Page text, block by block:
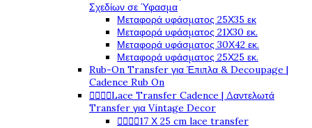
Σχεδίων σε Ύφασμα
Μεταφορά υφάσματος 25Χ35 εκ
Μεταφορά υφάσματος 21Χ30 εκ.
Μεταφορά υφάσματος 30Χ42 εκ.
Μεταφορά υφάσματος 25Χ25 εκ.
Rub-On Transfer για Έπιπλα & Decoupage |
Cadence Rub On
Lace Transfer Cadence | Δαντελωτά
Transfer για Vintage Decor
17 Χ 25 cm lace transfer